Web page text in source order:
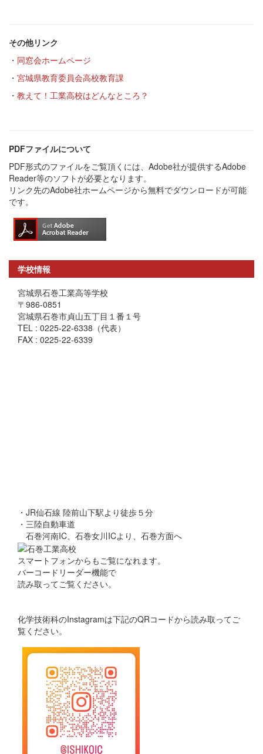
その他リンク
・ 同窓会ホームページ
・ 宮城県教育委員会高校教育課
・ 教えて！工業高校はどんなところ？
PDFファイルについて
PDF形式のファイルをご覧頂くには、Adobe社が提供するAdobe
Reader等のソフトが必要となります。
リンク先のAdobe社ホームページから無料でダウンロードが可能
です。
学校情報
宮城県石巻工業高等学校
〒986-0851
宮城県石巻市貞山五丁目１番１号
TEL : 0225-22-6338（代表）
FAX : 0225-22-6339
・JR仙石線 陸前山下駅より徒歩５分
・三陸自動車道
石巻河南IC、石巻女川ICより、石巻方面へ
スマートフォンからもご覧になれます。
バーコードリーダー機能で
読み取ってご覧ください。
化学技術科のInstagramは下記のQRコードから読み取ってご
覧ください。